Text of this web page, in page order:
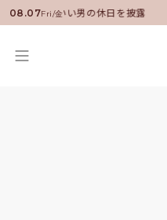
08.07Fri/金
に就任！いい男の休日を披露